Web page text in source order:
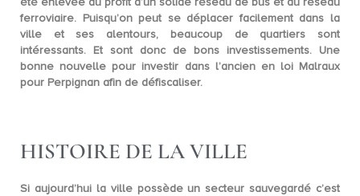
ferroviaire. Puisqu’on peut se déplacer facilement dans la
ville et ses alentours, beaucoup de quartiers sont
intéressants. Et sont donc de bons investissements. Une
bonne nouvelle pour investir dans l’ancien en loi Malraux
pour Perpignan afin de défiscaliser.
HISTOIRE DE LA VILLE
Si aujourd’hui la ville possède un secteur sauvegardé c’est